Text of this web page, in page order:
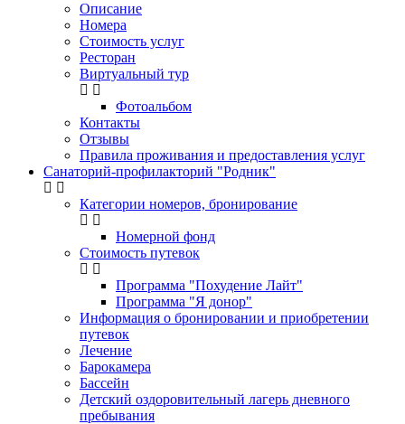
Описание
Номера
Стоимость услуг
Ресторан
Виртуальный тур
Фотоальбом
Контакты
Отзывы
Правила проживания и предоставления услуг
Санаторий-профилакторий "Родник"
Категории номеров, бронирование
Номерной фонд
Стоимость путевок
Программа "Похудение Лайт"
Программа "Я донор"
Информация о бронировании и приобретении
путевок
Лечение
Барокамера
Бассейн
Детский оздоровительный лагерь дневного
пребывания